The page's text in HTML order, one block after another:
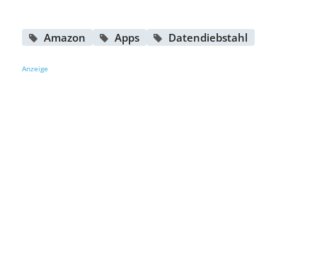
Amazon Apps Datendiebstahl
Anzeige